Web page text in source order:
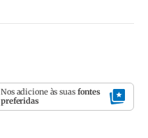
Nos adicione às suas fontes
preferidas